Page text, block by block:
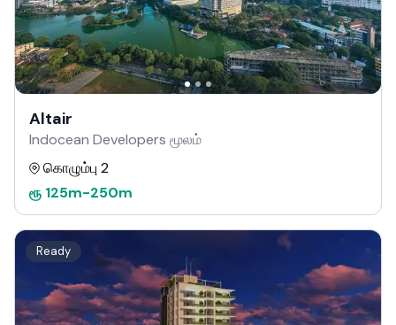
Altair
Indocean Developers மூலம்
கொழும்பு 2
ரூ 125m-250m
Ready